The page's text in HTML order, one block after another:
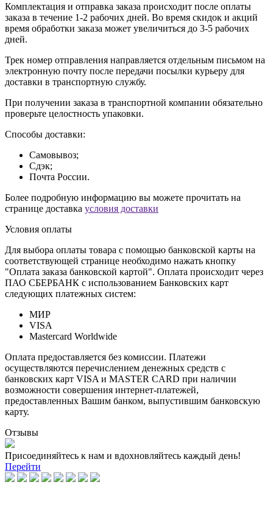
Комплектация и отправка заказа происходит после оплаты
заказа в течение 1-2 рабочих дней. Во время скидок и акций
время обработки заказа может увеличиться до 3-5 рабочих
дней.
Трек номер отправления направляется отдельным письмом на
электронную почту после передачи посылки курьеру для
доставки в транспортную службу.
При получении заказа в транспортной компании обязательно
проверьте целостность упаковки.
Способы доставки:
Самовывоз;
Сдэк;
Почта России.
Более подробную информацию вы можете прочитать на
странице доставка условия доставки
Условия оплаты
Для выбора оплаты товара с помощью банковской карты на
соответствующей странице необходимо нажать кнопку
"Оплата заказа банковской картой". Оплата происходит через
ПАО СБЕРБАНК с использованием Банковских карт
следующих платежных систем:
МИР
VISA
Mastercard Worldwide
Оплата предоставляется без комиссии. Платежи
осуществляются перечислением денежных средств с
банковских карт VISA и MASTER CARD при наличии
возможности совершения интернет-платежей,
предоставленных Вашим банком, выпустившим банковскую
карту.
Отзывы
Присоединяйтесь к нам и вдохновляйтесь каждый день!
Перейти